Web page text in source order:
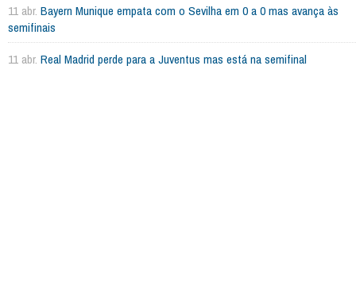
11 abr. Bayern Munique empata com o Sevilha em 0 a 0 mas avança às
semifinais
11 abr. Real Madrid perde para a Juventus mas está na semifinal